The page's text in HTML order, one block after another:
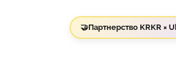
🤝Партнерство KRKR ×